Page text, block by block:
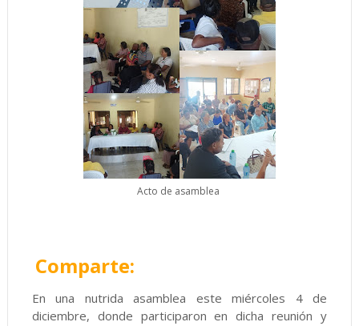
Acto de asamblea
Comparte:
En una nutrida asamblea este miércoles 4 de
diciembre, donde participaron en dicha reunión y